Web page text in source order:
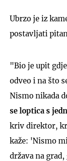
Ubrzo je iz
postavljati
"Bio je upit
odveo i na što
Nismo nikada
se loptica s
kriv direktor,
kaže: 'Nismo
država na